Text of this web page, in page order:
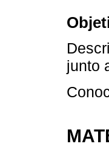
junto